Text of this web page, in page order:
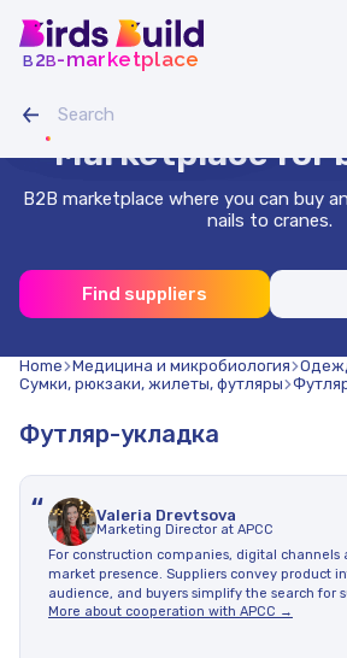
b2b-marketplace
Crawler excavator Volvo EC
$120.000
Oat-pea grain mix (20 tons)
$3.000
Dry planed board 40x140x3000
$1.100
Profile pipe 40x40x2 mm square 3
$4.000
Stainless wire 1.8 mm 50 m
Flexible asphalt shingles, salsa
Marketplace for
B2B marketplace where you can buy
nails to cranes.
Find suppliers
Home Медицина и микробиология
Сумки, рюкзаки, жилеты, футляры
Футляр-укладка
“ Valeria Drevtsova
Marketing Director at APCC
For construction companies, digital
market presence. Suppliers convey product
audience, and buyers simplify the search for
More about cooperation with APCC →